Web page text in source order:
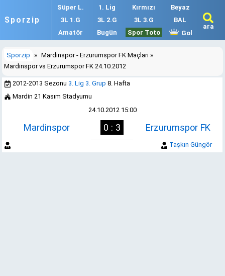
Sporzip
Süper L. 1. Lig Kırmızı
Beyaz
3L 1.G
3L 2.G 3L 3.G
BAL
Amatör
Bugün Spor Toto Gol
ara
Sporzip » Mardinspor - Erzurumspor FK Maçları »
Mardinspor vs Erzurumspor FK 24.10.2012
2012-2013 Sezonu 3. Lig 3. Grup 8. Hafta
Mardin 21 Kasım Stadyumu
24.10.2012 15:00
Mardinspor 0 : 3 Erzurumspor FK
Taşkın Güngör